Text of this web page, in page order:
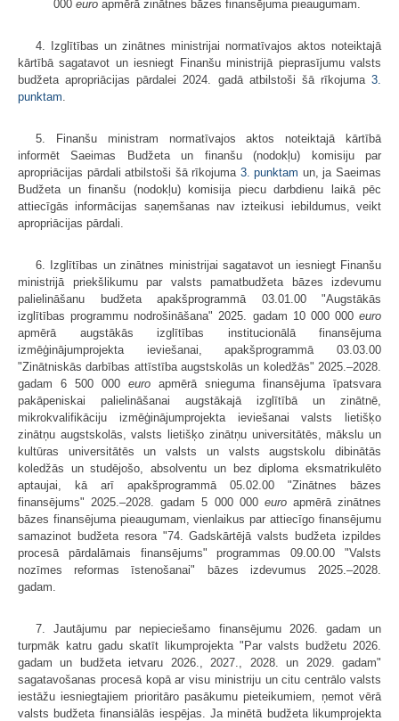
000 euro apmērā zinātnes bāzes finansējuma pieaugumam.
4. Izglītības un zinātnes ministrijai normatīvajos aktos noteiktajā
kārtībā sagatavot un iesniegt Finanšu ministrijā pieprasījumu valsts
budžeta apropriācijas pārdalei 2024. gadā atbilstoši šā rīkojuma 3.
punktam
5. Finanšu ministram normatīvajos aktos noteiktajā kārtībā
informēt Saeimas Budžeta un finanšu (nodokļu) komisiju par
apropriācijas pārdali atbilstoši šā rīkojuma 3. punktam un, ja Saeimas
Budžeta un finanšu (nodokļu) komisija piecu darbdienu laikā pēc
attiecīgās informācijas saņemšanas nav izteikusi iebildumus, veikt
apropriācijas pārdali.
6. Izglītības un zinātnes ministrijai sagatavot un iesniegt Finanšu
ministrijā priekšlikumu par valsts pamatbudžeta bāzes izdevumu
palielināšanu budžeta apakšprogrammā 03.01.00 "Augstākās
izglītības programmu nodrošināšana" 2025. gadam 10 000 000 euro
apmērā augstākās izglītības institucionālā finansējuma
izmēģinājumprojekta ieviešanai, apakšprogrammā 03.03.00
"Zinātniskās darbības attīstība augstskolās un koledžās" 2025.–2028.
gadam 6 500 000 euro apmērā snieguma finansējuma īpatsvara
pakāpeniskai palielināšanai augstākajā izglītībā un zinātnē,
mikrokvalifikāciju izmēģinājumprojekta ieviešanai valsts lietišķo
zinātņu augstskolās, valsts lietišķo zinātņu universitātēs, mākslu un
kultūras universitātēs un valsts un valsts augstskolu dibinātās
koledžās un studējošo, absolventu un bez diploma eksmatrikulēto
aptaujai, kā arī apakšprogrammā 05.02.00 "Zinātnes bāzes
finansējums" 2025.–2028. gadam 5 000 000 euroapmērā zinātnes
bāzes finansējuma pieaugumam, vienlaikus par attiecīgo finansējumu
samazinot budžeta resora "74. Gadskārtējā valsts budžeta izpildes
procesā pārdalāmais finansējums" programmas 09.00.00 "Valsts
nozīmes reformas īstenošanai" bāzes izdevumus 2025.–2028.
gadam.
7. Jautājumu par nepieciešamo finansējumu 2026. gadam un
turpmāk katru gadu skatīt likumprojekta "Par valsts budžetu 2026.
gadam un budžeta ietvaru 2026., 2027., 2028. un 2029. gadam"
sagatavošanas procesā kopā ar visu ministriju un citu centrālo valsts
iestāžu iesniegtajiem prioritāro pasākumu pieteikumiem, ņemot vērā
valsts budžeta finansiālās iespējas. Ja minētā budžeta likumprojekta